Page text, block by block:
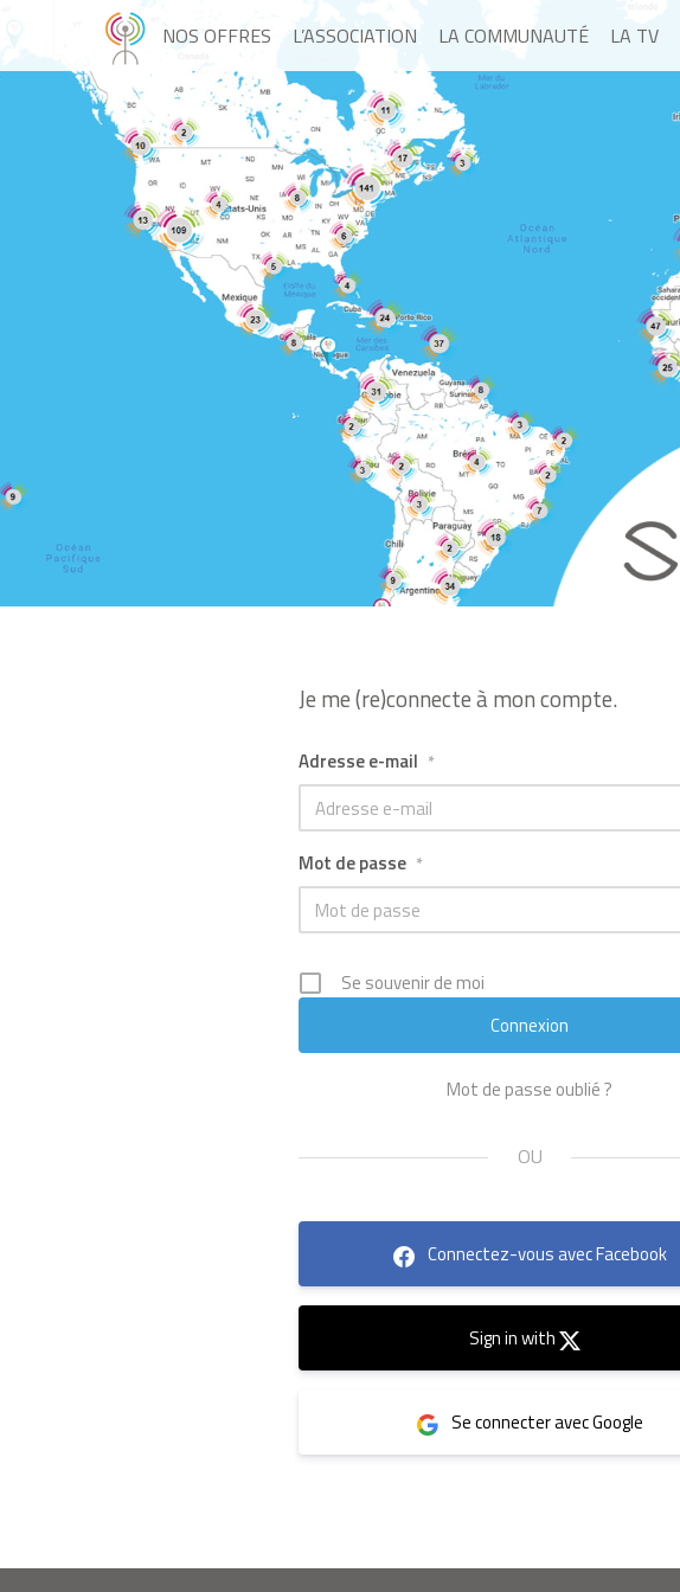
NOS OFFRES L’ASSOCIATION LA COMMUNAUTÉ LA TV
Je me (re)connecte à mon compte.
Adresse e-mail *
Mot de passe *
Se souvenir de moi
Mot de passe oublié ?
Connectez-vous avec Facebook
Sign in with
Se connecter avec Google